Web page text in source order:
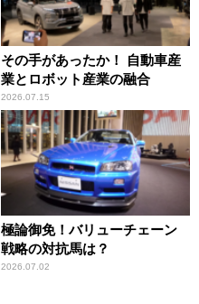
その手があったか！ 自動車産
業とロボット産業の融合
2026.07.15
極論御免！バリューチェーン
戦略の対抗馬は？
2026.07.02